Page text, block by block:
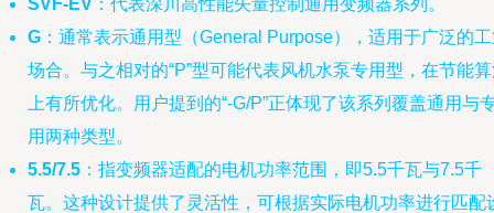
SVF-EV ：代表深川高性能矢量控制通用变频器系列。
G ：通常表示通用型（General Purpose），适用于广泛的
场合。与之相对的“P”型可能代表风机水泵专用型，在节能
上有所优化。用户提到的“-G/P”正体现了该系列覆盖通用与
用两种类型。
5.5/7.5 ：指变频器适配的电机功率范围，即5.5千瓦与7.5千
瓦。这种设计提供了灵活性，可根据实际电机功率进行匹配